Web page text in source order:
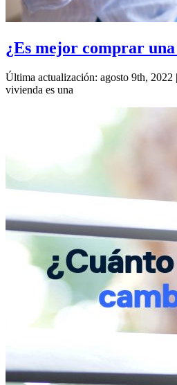
¿Es mejor comprar una
Última actualización: agosto 9th,
vivienda es una